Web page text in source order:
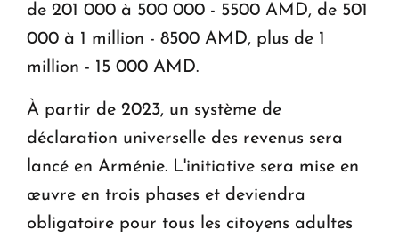
de 201 000 à 500 000 - 5500 AMD, de 501
000 à 1 million - 8500 AMD, plus de 1
million - 15 000 AMD.
À partir de 2023, un système de
déclaration universelle des revenus sera
lancé en Arménie. L'initiative sera mise en
œuvre en trois phases et deviendra
obligatoire pour tous les citoyens adultes